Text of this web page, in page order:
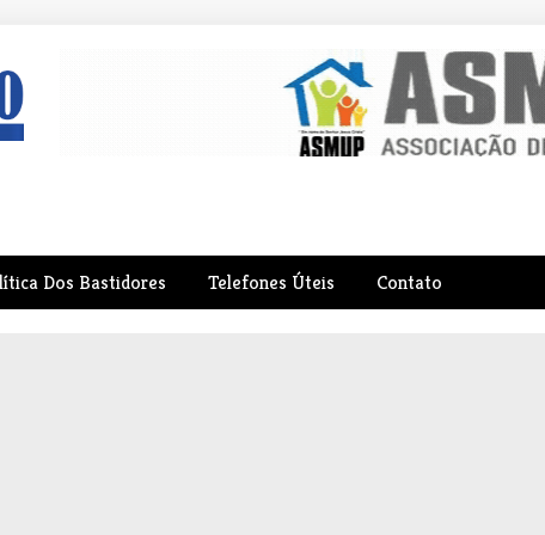
Dos Bastidores Telefones Úteis Contato